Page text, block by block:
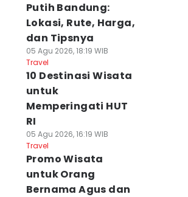
Putih Bandung:
Lokasi, Rute, Harga,
dan Tipsnya
05 Agu 2026, 18:19 WIB
Travel
10 Destinasi Wisata
untuk
Memperingati HUT
RI
05 Agu 2026, 16:19 WIB
Travel
Promo Wisata
untuk Orang
Bernama Agus dan